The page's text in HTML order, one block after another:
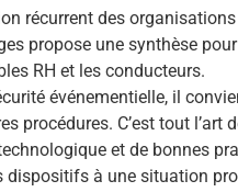
récurrent des
propose une synthèse
RH et les conducteurs.
événementielle, il
procédures. C’est tout l’art
et de bonnes
dispositifs à une situation